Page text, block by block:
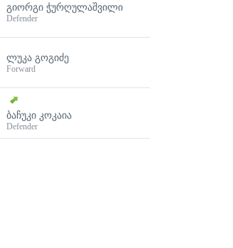
ᲒᲘᲝᲠᲒᲘ ᲭᲣᲠᲦᲣᲚᲐᲨᲕᲘᲚᲘ
Defender
ᲚᲣᲙᲐ ᲒᲝᲒᲘᲫᲔ
Forward
ᲑᲐᲩᲣᲙᲘ ᲙᲝᲙᲐᲘᲐ
Defender